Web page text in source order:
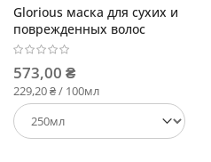
Glorious маска для сухих и
поврежденных волос
573,00 ₴
229,20 ₴ / 100мл